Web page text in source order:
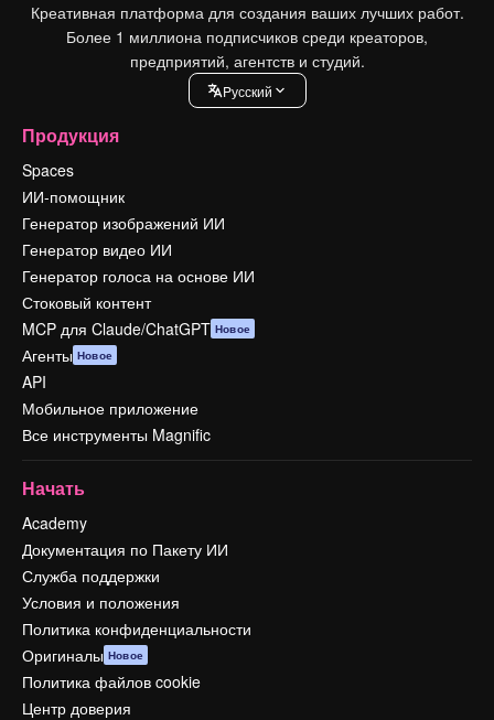
Креативная платформа для создания ваших лучших работ.
Более 1 миллиона подписчиков среди креаторов,
предприятий, агентств и студий.
Pусский
Продукция
Spaces
ИИ-помощник
Генератор изображений ИИ
Генератор видео ИИ
Генератор голоса на основе ИИ
Стоковый контент
MCP для Claude/ChatGPT Новое
Агенты Новое
API
Мобильное приложение
Все инструменты Magnific
Начать
Academy
Документация по Пакету ИИ
Служба поддержки
Условия и положения
Политика конфиденциальности
Оригиналы Новое
Политика файлов cookie
Центр доверия